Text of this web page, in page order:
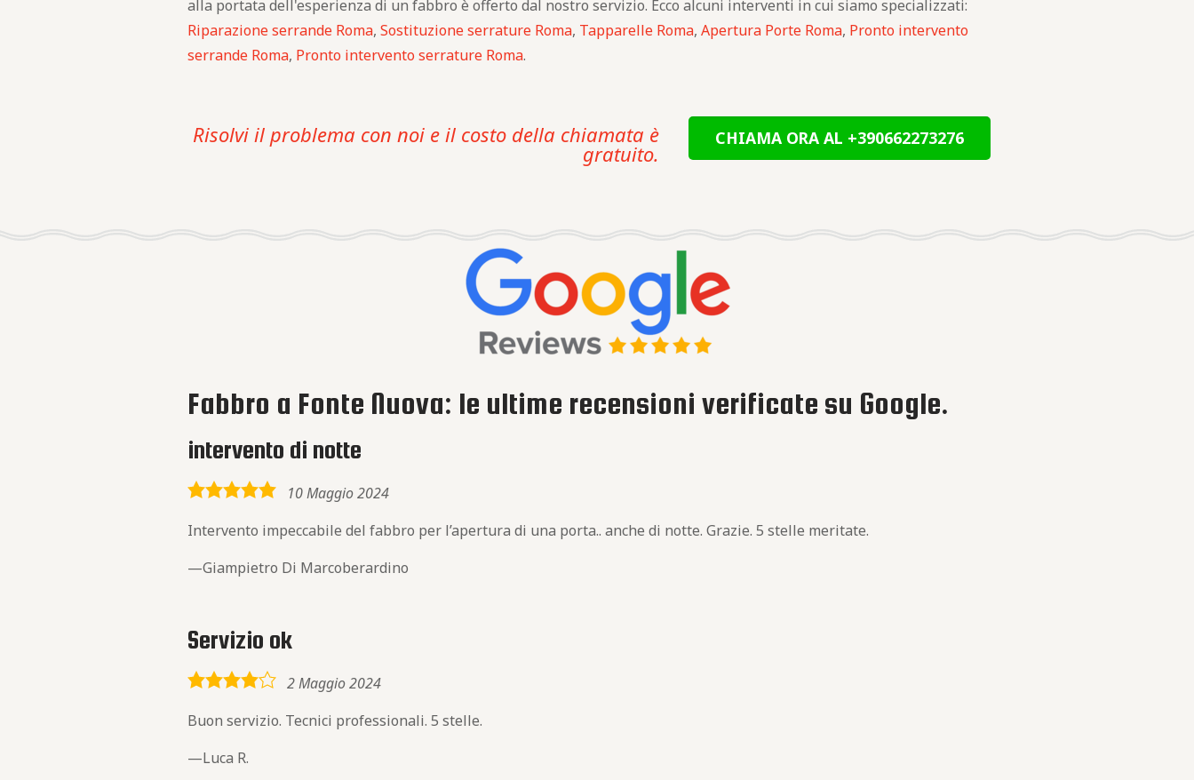
alla portata dell'esperienza di un fabbro è offerto dal nostro servizio. Ecco alcuni interventi in cui siamo specializzati:
Riparazione serrande Roma,Sostituzione serrature Roma, Tapparelle Roma,Apertura Porte Roma, Pronto intervento
serrande Roma, Pronto intervento serrature Roma.
Risolvi il problema con noi e il costo della chiamata è
gratuito.
CHIAMA ORA AL +390662273276
Fabbro a Fonte Nuova: le ultime recensioni verificate su Google.
intervento di notte
5,0
10 Maggio 2024
Intervento impeccabile del fabbro per l’apertura di una porta.. anche di notte. Grazie. 5 stelle meritate.
Giampietro Di Marcoberardino
Servizio ok
4,0
2 Maggio 2024
Buon servizio. Tecnici professionali. 5 stelle.
Luca R.